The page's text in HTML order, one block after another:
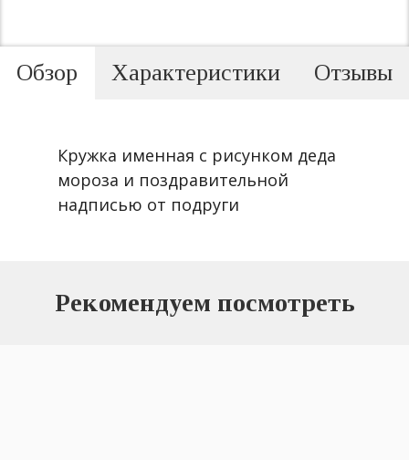
Обзор
Кружка именная с рисунком деда
мороза и поздравительной
надписью от подруги
Характеристики Отзывы
Рекомендуем посмотреть